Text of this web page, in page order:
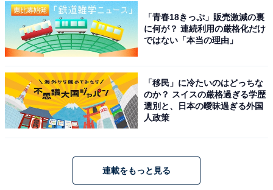
「青春18きっぷ」販売激減の裏
に何が？ 連続利用の厳格化だけ
ではない「本当の理由」
「移民」に冷たいのはどっちな
のか？ スイスの厳格過ぎる学歴
選別と、日本の曖昧過ぎる外国
人政策
連載をもっと見る